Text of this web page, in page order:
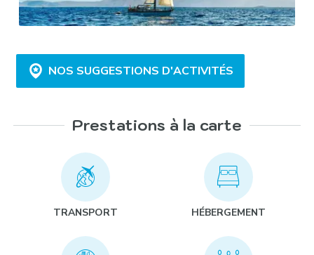
NOS SUGGESTIONS D'ACTIVITÉS
Prestations à la carte
TRANSPORT HÉBERGEMENT